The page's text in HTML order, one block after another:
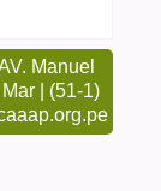
Manuel
| (51-1)